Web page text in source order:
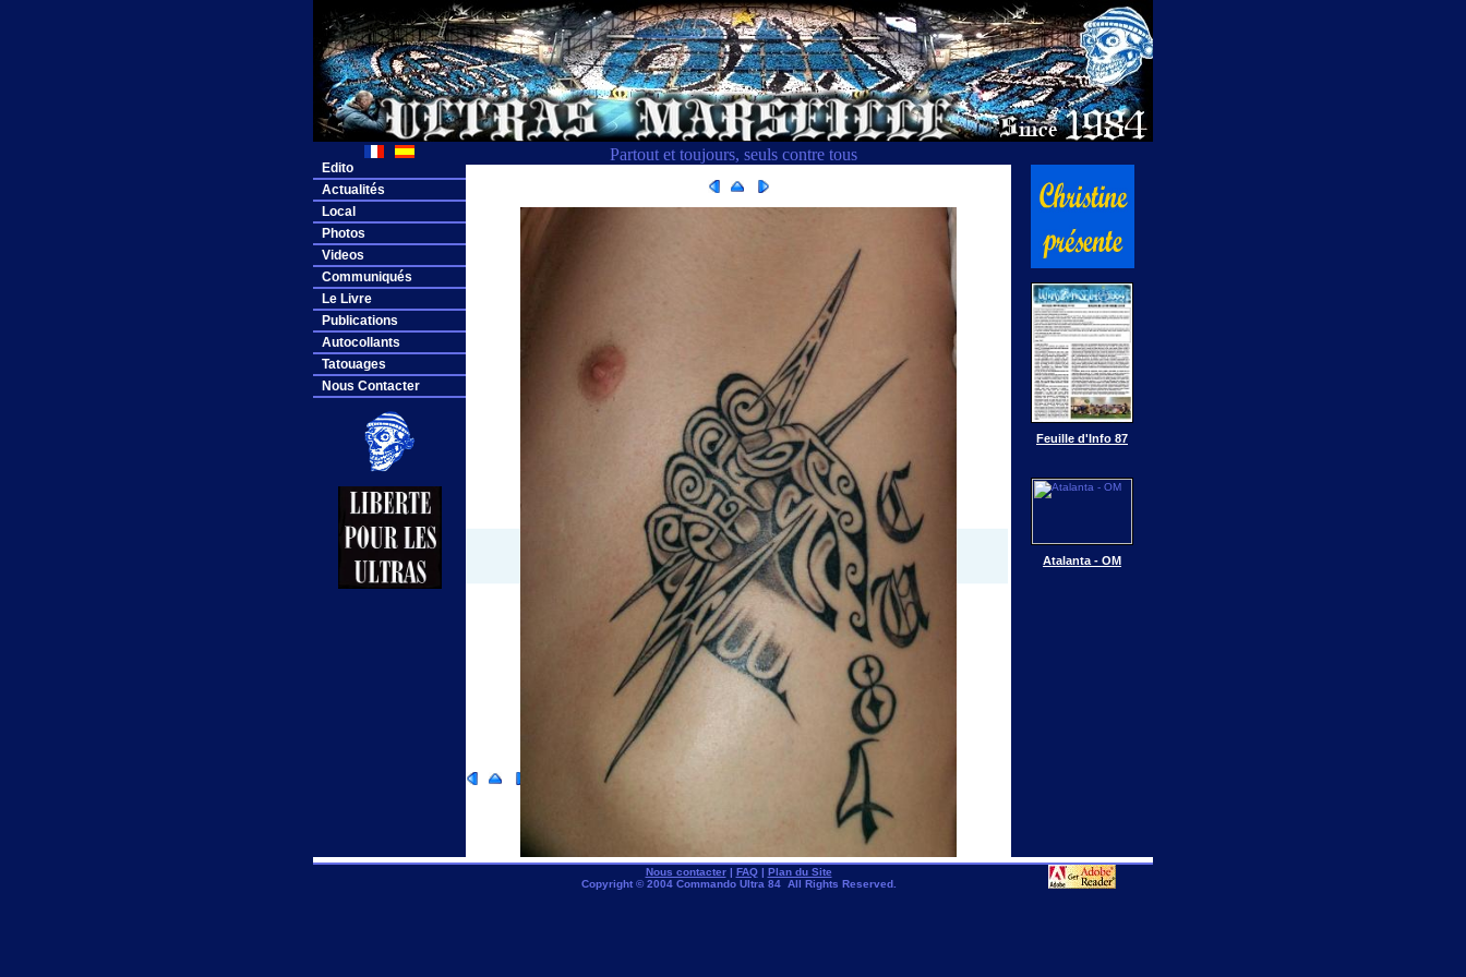
Partout et toujours, seuls contre tous
Edito
Actualités
Local
Photos
Videos
Communiqués
Le Livre
Publications
Autocollants
Tatouages
Nous Contacter
Feuille d'Info 87
Atalanta - OM
Nous contacter| FAQ| Plan du Site
Copyright © 2004 Commando Ultra 84 All Rights Reserved.